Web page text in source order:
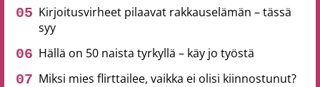
Kirjoitusvirheet pilaavat rakkauselämän – tässä
syy
Hällä on 50 naista tyrkyllä – käy jo työstä
Miksi mies flirttailee, vaikka ei olisi kiinnostunut?